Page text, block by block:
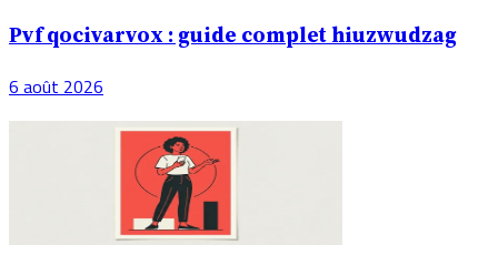
Pvf qocivarvox : guide complet hiuzwudzag
6 août 2026